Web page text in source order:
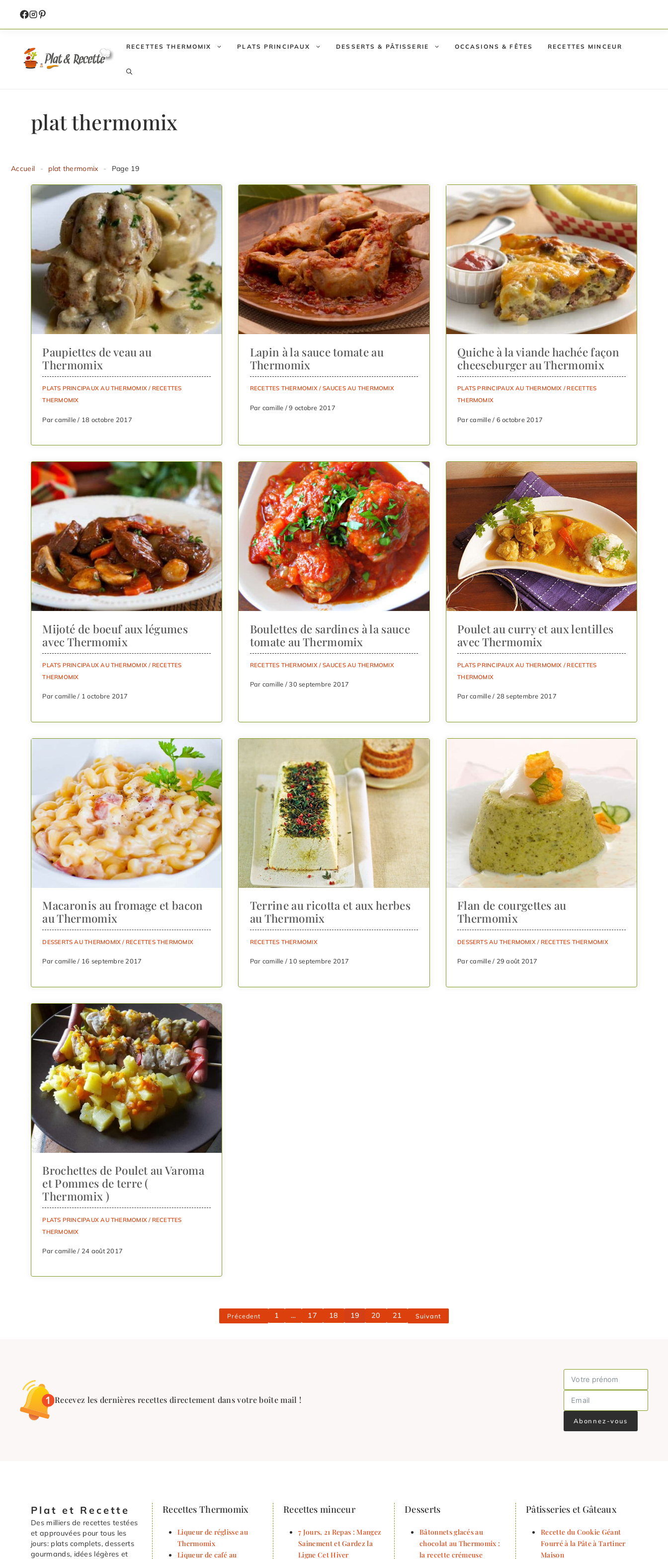
contenu
RECETTES THERMOMIX PLATS PRINCIPAUX DESSERTS & PÂTISSERIE OCCASIONS & FÊTES RECETTES MINCEUR
plat thermomix
Accueil - plat thermomix - Page 19
Paupiettes de veau au
Thermomix
PLATS PRINCIPAUX AU THERMOMIX / RECETTES
THERMOMIX
Par camille / 18 octobre 2017
Lapin à la sauce tomate au
Thermomix
RECETTES THERMOMIX/ SAUCES AU THERMOMIX
Par camille / 9 octobre 2017
Quiche à la viande hachée façon
cheeseburger au Thermomix
PLATS PRINCIPAUX AU THERMOMIX / RECETTES
THERMOMIX
Par camille / 6 octobre 2017
Mijoté de boeuf aux légumes
avec Thermomix
PLATS PRINCIPAUX AU THERMOMIX / RECETTES
THERMOMIX
Par camille / 1 octobre 2017
Boulettes de sardines à la sauce
tomate au Thermomix
RECETTES THERMOMIX/ SAUCES AU THERMOMIX
Par camille / 30 septembre 2017
Poulet au curry et aux lentilles
avec Thermomix
PLATS PRINCIPAUX AU THERMOMIX / RECETTES
THERMOMIX
Par camille / 28 septembre 2017
Macaronis au fromage et bacon
au Thermomix
DESSERTS AU THERMOMIX / RECETTES THERMOMIX
Par camille / 16 septembre 2017
Terrine au ricotta et aux herbes
au Thermomix
RECETTES THERMOMIX
Par camille / 10 septembre 2017
Flan de courgettes au
Thermomix
DESSERTS AU THERMOMIX / RECETTES THERMOMIX
Par camille / 29 août 2017
Brochettes de Poulet au Varoma
et Pommes de terre (
Thermomix )
PLATS PRINCIPAUX AU THERMOMIX / RECETTES
THERMOMIX
Par camille / 24 août 2017
Précedent 1 … 17 18 19 20 21 Suivant
Recevez les dernières recettes directement dans votre boîte mail !
Abonnez-vous
Plat et Recette
Des milliers de recettes testées
et approuvées pour tous les
jours: plats complets, desserts
gourmands, idées légères et
Recettes Thermomix
Liqueur de réglisse au
Thermomix
Liqueur de café au
Recettes minceur
7 Jours, 21 Repas : Mangez
Sainement et Gardez la
Ligne Cet Hiver
Desserts
Bâtonnets glacés au
chocolat au Thermomix :
la recette crémeuse
Pâtisseries et Gâteaux
Recette du Cookie Géant
Fourré à la Pâte à Tartiner
Maison